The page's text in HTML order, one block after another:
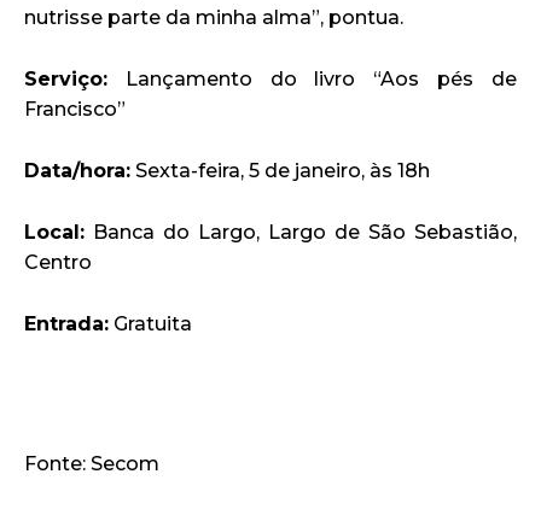
nutrisse parte da minha alma”, pontua.
Serviço: Lançamento do livro “Aos pés de
Francisco”
Data/hora: Sexta-feira, 5 de janeiro, às 18h
Local: Banca do Largo, Largo de São Sebastião,
Centro
Entrada: Gratuita
Fonte: Secom